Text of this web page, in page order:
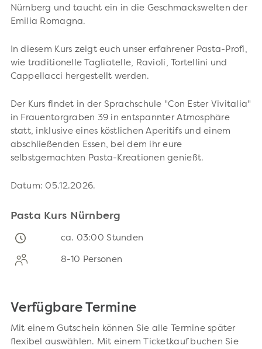
Nürnberg und taucht ein in die Geschmackswelten der
Emilia Romagna.
In diesem Kurs zeigt euch unser erfahrener Pasta-Profi,
wie traditionelle Tagliatelle, Ravioli, Tortellini und
Cappellacci hergestellt werden.
Der Kurs findet in der Sprachschule "Con Ester Vivitalia"
in Frauentorgraben 39 in entspannter Atmosphäre
statt, inklusive eines köstlichen Aperitifs und einem
abschließenden Essen, bei dem ihr eure
selbstgemachten Pasta-Kreationen genießt.
Datum: 05.12.2026.
Pasta Kurs Nürnberg
ca. 03:00 Stunden
8-10 Personen
Verfügbare Termine
Mit einem Gutschein können Sie alle Termine später
flexibel auswählen. Mit einem Ticketkauf buchen Sie